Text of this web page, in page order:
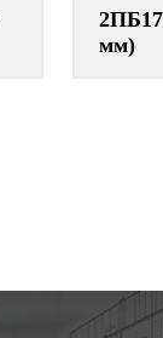
2ПБ17
мм)